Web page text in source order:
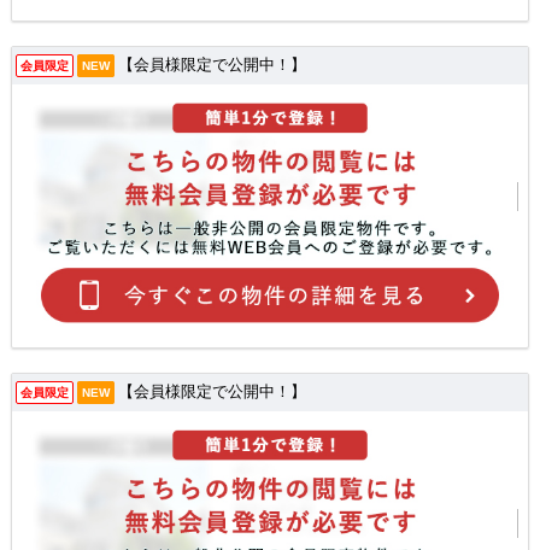
会員限定 NEW 【会員様限定で公開中！】
会員限定 NEW 【会員様限定で公開中！】